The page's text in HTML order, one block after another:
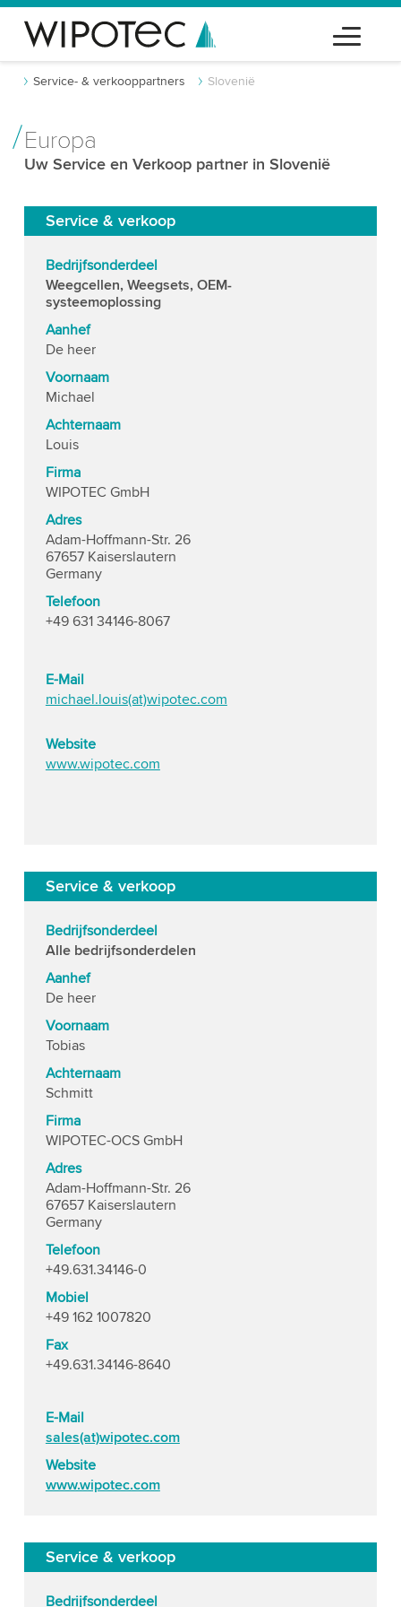
Service- & verkooppartners Slovenië
Europa
Uw Service en Verkoop partner in Slovenië
Service & verkoop
Bedrijfsonderdeel
Weegcellen, Weegsets, OEM-
systeemoplossing
Aanhef
De heer
Voornaam
Michael
Achternaam
Louis
Firma
WIPOTEC GmbH
Adres
Adam-Hoffmann-Str. 26
67657 Kaiserslautern
Germany
Telefoon
+49 631 34146-8067
E-Mail
michael.louis(at)wipotec.com
Website
www.wipotec.com
Service & verkoop
Bedrijfsonderdeel
Alle bedrijfsonderdelen
Aanhef
De heer
Voornaam
Tobias
Achternaam
Schmitt
Firma
WIPOTEC-OCS GmbH
Adres
Adam-Hoffmann-Str. 26
67657 Kaiserslautern
Germany
Telefoon
+49.631.34146-0
Mobiel
+49 162 1007820
Fax
+49.631.34146-8640
E-Mail
sales(at)wipotec.com
Website
www.wipotec.com
Service & verkoop
Bedrijfsonderdeel